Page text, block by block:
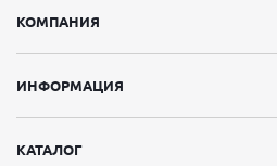
КОМПАНИЯ
ИНФОРМАЦИЯ
КАТАЛОГ